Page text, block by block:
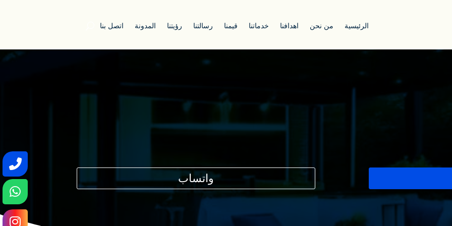
الرئيسية من نحن اهدافنا خدماتنا قيمنا رسالتنا رؤيتنا المدونة اتصل بنا
واتساب